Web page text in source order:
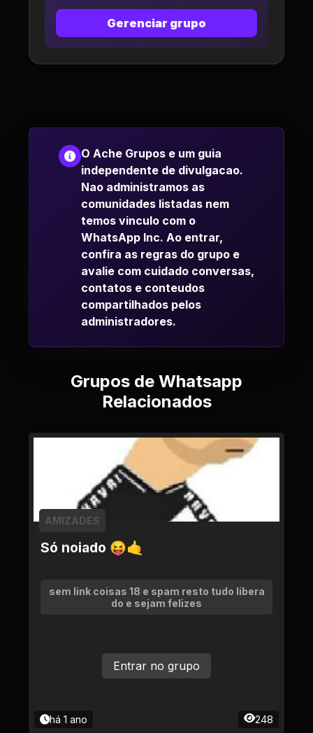
Gerenciar grupo
O Ache Grupos e um guia
independente de divulgacao.
Nao administramos as
comunidades listadas nem
temos vinculo com o
WhatsApp Inc. Ao entrar,
confira as regras do grupo e
avalie com cuidado conversas,
contatos e conteudos
compartilhados pelos
administradores.
Grupos de Whatsapp
Relacionados
Só noiado 😝🤙
AMIZADES
sem link coisas 18 e spam resto tudo libera
do e sejam felizes
há 1 ano 248
Entrar no grupo